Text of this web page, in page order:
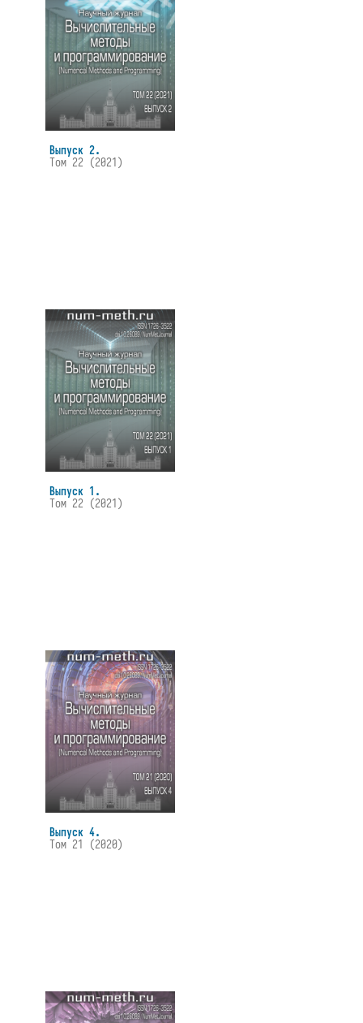
Выпуск 2.
Том 22 (2021)
Выпуск 1.
Том 22 (2021)
Выпуск 4.
Том 21 (2020)